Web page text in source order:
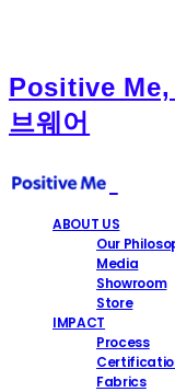
Positive Me,
브웨어
ABOUT US
Our
Media
Showroom
Store
IMPACT
Process
Fabrics